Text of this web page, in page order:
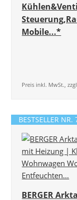
Mobile...*
Preis inkl. MwSt.,
BESTSELLER NR.
BERGER